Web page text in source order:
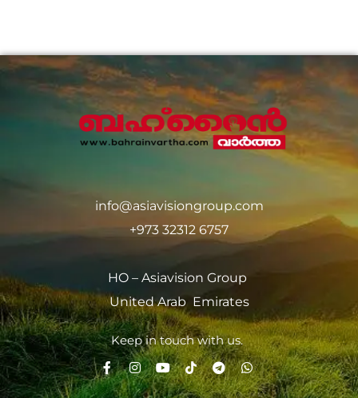
info@asiavisiongroup.com
+973 32312 6757
HO – Asiavision Group
United Arab Emirates
Keep in touch with us.